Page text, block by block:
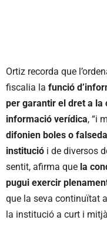
Ortiz recorda que
fiscalia la funció
per garantir el dret a la
informació verídica, “i
difonien boles o
institució i de diversos
sentit, afirma que la
pugui exercir
que la seva continuïtat
la institució a curt i